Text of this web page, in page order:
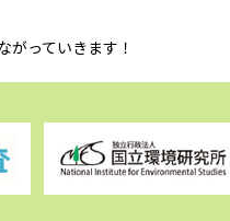
っていきます！